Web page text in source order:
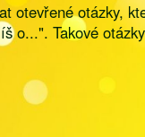
otevřené otázky,
o...". Takové